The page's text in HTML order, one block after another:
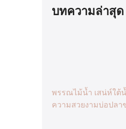
บทความล่าสุด
พรรณไม้น้ำ เสน่ห์ใต้น้
ความสวยงามบ่อปล